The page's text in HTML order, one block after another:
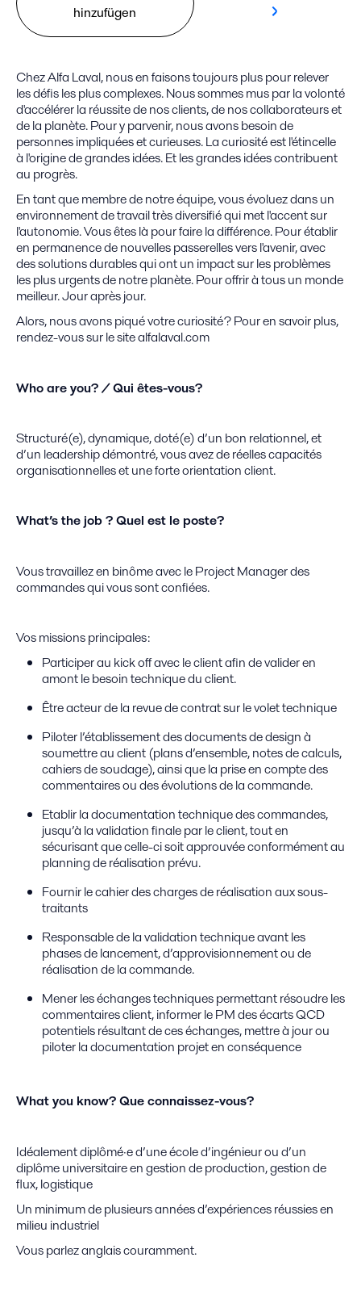
hinzufügen
Chez Alfa Laval, nous en faisons toujours plus pour relever
les défis les plus complexes. Nous sommes mus par la volonté
d'accélérer la réussite de nos clients, de nos collaborateurs et
de la planète. Pour y parvenir, nous avons besoin de
personnes impliquées et curieuses. La curiosité est l'étincelle
à l'origine de grandes idées. Et les grandes idées contribuent
au progrès.
En tant que membre de notre équipe, vous évoluez dans un
environnement de travail très diversifié qui met l'accent sur
l'autonomie. Vous êtes là pour faire la différence. Pour établir
en permanence de nouvelles passerelles vers l'avenir, avec
des solutions durables qui ont un impact sur les problèmes
les plus urgents de notre planète. Pour offrir à tous un monde
meilleur. Jour après jour.
Alors, nous avons piqué votre curiosité ? Pour en savoir plus,
rendez-vous sur le site alfalaval.com
Who are you? / Qui êtes-vous?
Structuré(e), dynamique, doté(e) d’un bon relationnel, et
d’un leadership démontré, vous avez de réelles capacités
organisationnelles et une forte orientation client.
What’s the job ? Quel est le poste?
Vous travaillez en binôme avec le Project Manager des
commandes qui vous sont confiées.
Vos missions principales :
Participer au kick off avec le client afin de valider en
amont le besoin technique du client.
Être acteur de la revue de contrat sur le volet technique
Piloter l’établissement des documents de design à
soumettre au client (plans d’ensemble, notes de calculs,
cahiers de soudage), ainsi que la prise en compte des
commentaires ou des évolutions de la commande.
Etablir la documentation technique des commandes,
jusqu’à la validation finale par le client, tout en
sécurisant que celle-ci soit approuvée conformément au
planning de réalisation prévu.
Fournir le cahier des charges de réalisation aux sous-
traitants
Responsable de la validation technique avant les
phases de lancement, d’approvisionnement ou de
réalisation de la commande.
Mener les échanges techniques permettant résoudre les
commentaires client, informer le PM des écarts QCD
potentiels résultant de ces échanges, mettre à jour ou
piloter la documentation projet en conséquence
What you know? Que connaissez-vous?
Idéalement diplômé·e d’une école d’ingénieur ou d’un
diplôme universitaire en gestion de production, gestion de
flux, logistique
Un minimum de plusieurs années d’expériences réussies en
milieu industriel
Vous parlez anglais couramment.